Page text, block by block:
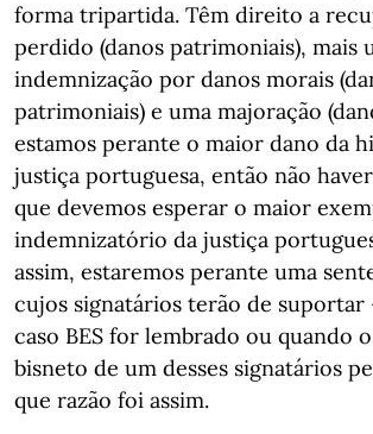
forma tripartida. Têm direito a
perdido (danos patrimoniais), mais
indemnização por danos morais
patrimoniais) e uma majoração
estamos perante o maior dano da
justiça portuguesa, então não
que devemos esperar o maior
indemnizatório da justiça
assim, estaremos perante uma
cujos signatários terão de suportar
caso BES for lembrado ou quando
bisneto de um desses signatários
que razão foi assim.